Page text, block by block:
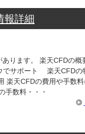
報詳細
あります。 楽天CFDの
でサポート 楽天CFDの
楽天CFDの費用や手数
手数料・・・